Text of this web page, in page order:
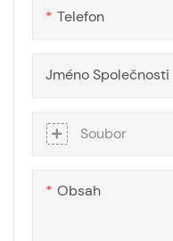
Telefon
Jméno Společnosti
Soubor
Obsah